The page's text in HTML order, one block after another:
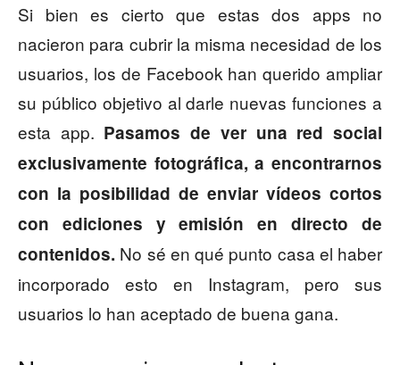
Si bien es cierto que estas dos apps no
nacieron para cubrir la misma necesidad de los
usuarios, los de Facebook han querido ampliar
su público objetivo al darle nuevas funciones a
esta app. Pasamos de ver una red social
exclusivamente fotográfica, a encontrarnos
con la posibilidad de enviar vídeos cortos
con ediciones y emisión en directo de
contenidos. No sé en qué punto casa el haber
incorporado esto en Instagram, pero sus
usuarios lo han aceptado de buena gana.